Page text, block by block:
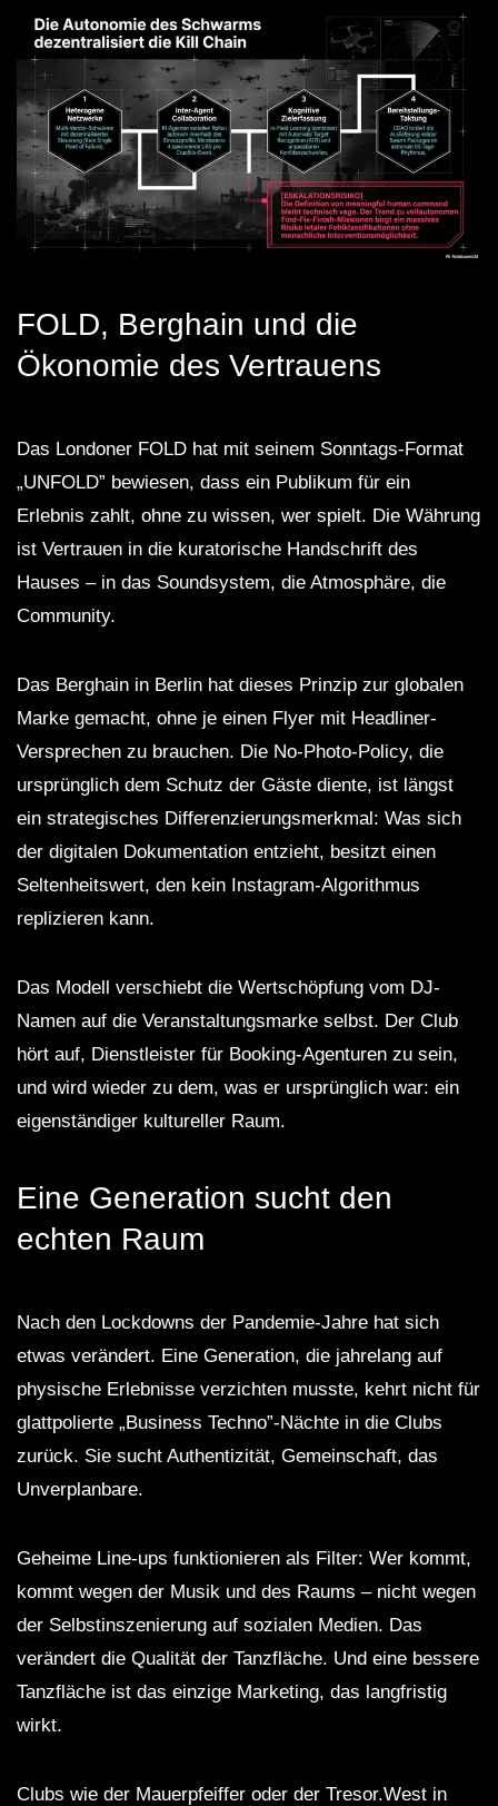
FOLD, Berghain und die
Ökonomie des Vertrauens
Das Londoner FOLD hat mit seinem Sonntags-Format
„UNFOLD” bewiesen, dass ein Publikum für ein
Erlebnis zahlt, ohne zu wissen, wer spielt. Die Währung
ist Vertrauen in die kuratorische Handschrift des
Hauses – in das Soundsystem, die Atmosphäre, die
Community.
Das Berghain in Berlin hat dieses Prinzip zur globalen
Marke gemacht, ohne je einen Flyer mit Headliner-
Versprechen zu brauchen. Die No-Photo-Policy, die
ursprünglich dem Schutz der Gäste diente, ist längst
ein strategisches Differenzierungsmerkmal: Was sich
der digitalen Dokumentation entzieht, besitzt einen
Seltenheitswert, den kein Instagram-Algorithmus
replizieren kann.
Das Modell verschiebt die Wertschöpfung vom DJ-
Namen auf die Veranstaltungsmarke selbst. Der Club
hört auf, Dienstleister für Booking-Agenturen zu sein,
und wird wieder zu dem, was er ursprünglich war: ein
eigenständiger kultureller Raum.
Eine Generation sucht den
echten Raum
Nach den Lockdowns der Pandemie-Jahre hat sich
etwas verändert. Eine Generation, die jahrelang auf
physische Erlebnisse verzichten musste, kehrt nicht für
glattpolierte „Business Techno”-Nächte in die Clubs
zurück. Sie sucht Authentizität, Gemeinschaft, das
Unverplanbare.
Geheime Line-ups funktionieren als Filter: Wer kommt,
kommt wegen der Musik und des Raums – nicht wegen
der Selbstinszenierung auf sozialen Medien. Das
verändert die Qualität der Tanzfläche. Und eine bessere
Tanzfläche ist das einzige Marketing, das langfristig
wirkt.
Clubs wie der Mauerpfeiffer oder der Tresor.West in